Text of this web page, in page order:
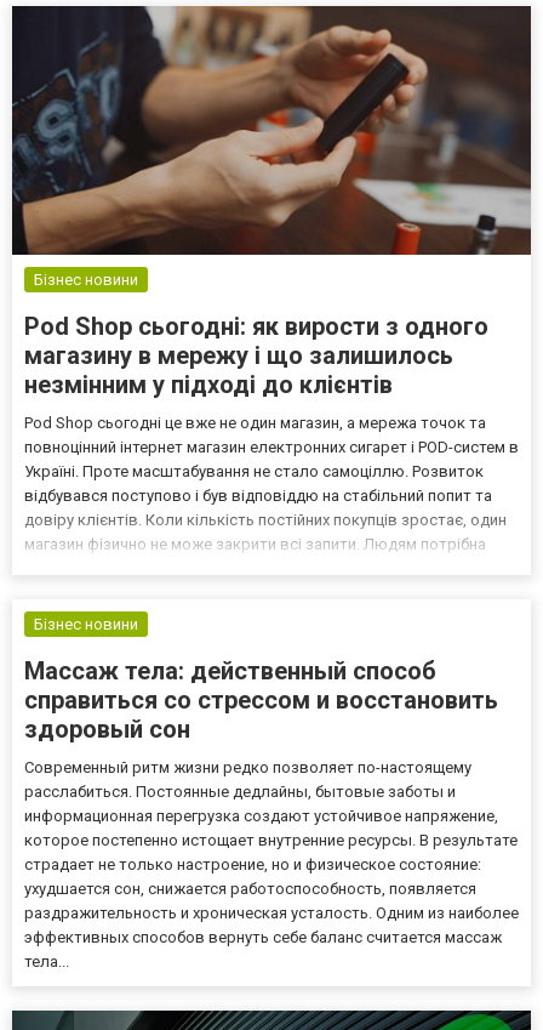
Бізнес новини
Pod Shop сьогодні: як вирости з одного
магазину в мережу і що залишилось
незмінним у підході до клієнтів
Pod Shop сьогодні це вже не один магазин, а мережа точок та
повноцінний інтернет магазин електронних сигарет і POD-систем в
Україні. Проте масштабування не стало самоціллю. Розвиток
відбувався поступово і був відповіддю на стабільний попит та
довіру клієнтів. Коли кількість постійних покупців зростає, один
магазин фізично не може закрити всі запити. Людям потрібна
Бізнес новини
Массаж тела: действенный способ
справиться со стрессом и восстановить
здоровый сон
Современный ритм жизни редко позволяет по-настоящему
расслабиться. Постоянные дедлайны, бытовые заботы и
информационная перегрузка создают устойчивое напряжение,
которое постепенно истощает внутренние ресурсы. В результате
страдает не только настроение, но и физическое состояние:
ухудшается сон, снижается работоспособность, появляется
раздражительность и хроническая усталость. Одним из наиболее
эффективных способов вернуть себе баланс считается массаж
тела...